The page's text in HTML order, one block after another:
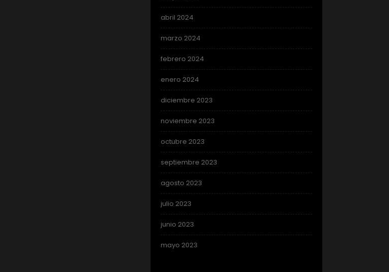
abril 2024
marzo 2024
febrero 2024
enero 2024
diciembre 2023
noviembre 2023
octubre 2023
septiembre 2023
agosto 2023
julio 2023
junio 2023
mayo 2023